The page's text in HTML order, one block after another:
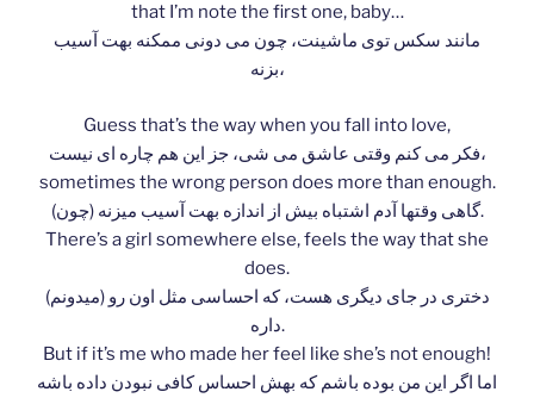
that I’m note the first one, baby…
مانند سکس توی ماشینت، چون می دونی ممکنه بهت آسیب
بزنه،
Guess that’s the way when you fall into love,
فکر می کنم وقتی عاشق می شی، جز این هم چاره ای نیست،
sometimes the wrong person does more than enough.
(چون) گاهی وقتها آدم اشتباه بیش از اندازه بهت آسیب میزنه.
There’s a girl somewhere else, feels the way that she
does.
(میدونم) دختری در جای دیگری هست، که احساسی مثل اون رو
داره.
But if it’s me who made her feel like she’s not enough!
اما اگر این من بوده باشم که بهش احساس کافی نبودن داده باشه